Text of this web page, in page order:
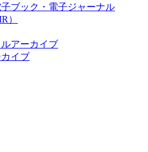
ブック・電子ジャーナル
）
アーカイブ
イブ